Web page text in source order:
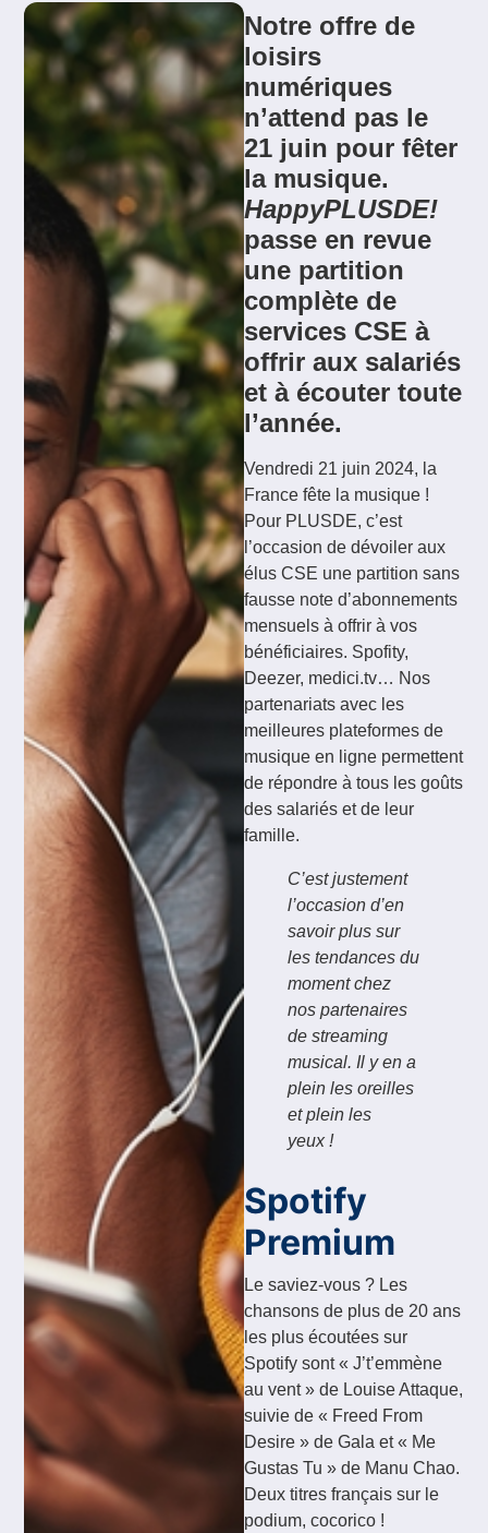
Notre offre de
loisirs
numériques
n’attend pas le
21 juin pour fêter
la musique.
HappyPLUSDE!
passe en revue
une partition
complète de
services CSE à
offrir aux salariés
et à écouter toute
l’année.
Vendredi 21 juin 2024, la
France fête la musique !
Pour PLUSDE, c’est
l’occasion de dévoiler aux
élus CSE une partition sans
fausse note d’abonnements
mensuels à offrir à vos
bénéficiaires. Spofity,
Deezer, medici.tv… Nos
partenariats avec les
meilleures plateformes de
musique en ligne permettent
de répondre à tous les goûts
des salariés et de leur
famille.
C’est justement
l’occasion d’en
savoir plus sur
les tendances du
moment chez
nos partenaires
de streaming
musical. Il y en a
plein les oreilles
et plein les
yeux !
Spotify
Premium
Le saviez-vous ? Les
chansons de plus de 20 ans
les plus écoutées sur
Spotify sont « J’t’emmène
au vent » de Louise Attaque,
suivie de « Freed From
Desire » de Gala et « Me
Gustas Tu » de Manu Chao.
Deux titres français sur le
podium, cocorico !